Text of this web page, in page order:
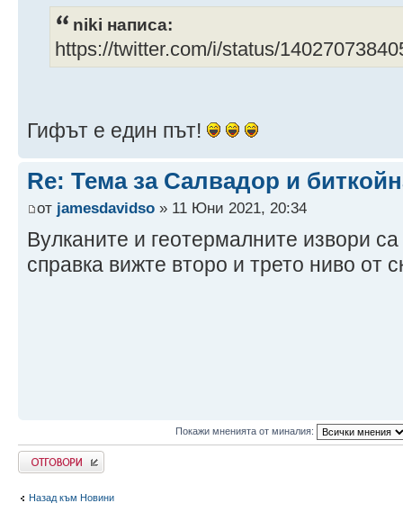
niki написа:
https://twitter.com/i/status/
Гифът е един път!
Re: Тема за Салвадор и
от jamesdavidso » 11 Юни 2021, 20:34
Вулканите и геотермалните извори
справка вижте второ и трето ниво от
Покажи мненията от миналия:
Write comments
Назад към Новини